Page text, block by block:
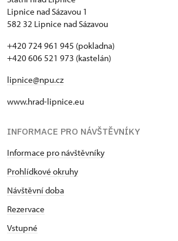
Lipnice nad Sázavou 1
582 32 Lipnice nad Sázavou
+420 724 961 945 (pokladna)
+420 606 521 973 (kastelán)
lipnice@npu.cz
www.hrad-lipnice.eu
INFORMACE PRO NÁVŠTĚVNÍKY
Informace pro návštěvníky
Prohlídkové okruhy
Návštěvní doba
Rezervace
Vstupné